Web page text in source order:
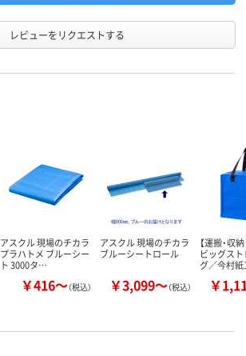
レビューをリクエストする
アスクル 現場のチカラ
プラハトメ ブルーシー
ト 3000タ…
￥416～（税込）
アスクル 現場のチカラ
ブルーシートロール
￥3,099～（税込）
【運搬・収
ビッグス
グ／今村紙
￥